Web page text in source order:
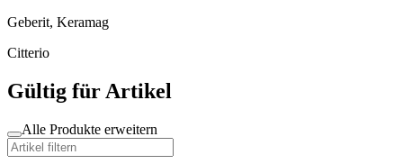
Geberit, Keramag
Citterio
Gültig für Artikel
Alle Produkte erweitern